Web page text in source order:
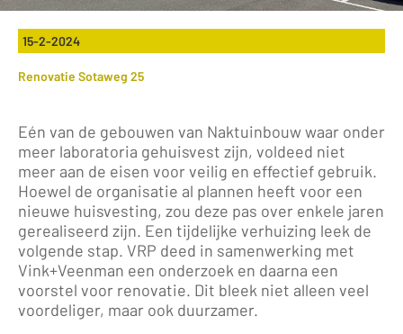
15-2-2024
Renovatie Sotaweg 25
Eén van de gebouwen van Naktuinbouw waar onder
meer laboratoria gehuisvest zijn, voldeed niet
meer aan de eisen voor veilig en effectief gebruik.
Hoewel de organisatie al plannen heeft voor een
nieuwe huisvesting, zou deze pas over enkele jaren
gerealiseerd zijn. Een tijdelijke verhuizing leek de
volgende stap. VRP deed in samenwerking met
Vink+Veenman een onderzoek en daarna een
voorstel voor renovatie. Dit bleek niet alleen veel
voordeliger, maar ook duurzamer.